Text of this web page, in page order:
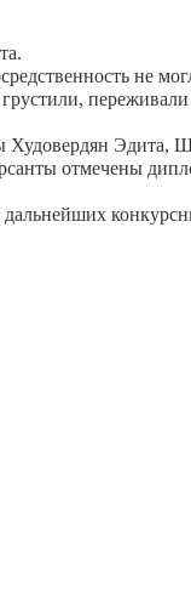
не
Эдита,
отмечены